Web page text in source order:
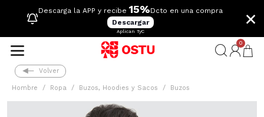
Descarga la APP y recibe 15%Dcto en una compra
Descargar
Aplican TyC
×
0
Volver
Hombre Ropa Buzos, Hoodies y Sacos Buzos